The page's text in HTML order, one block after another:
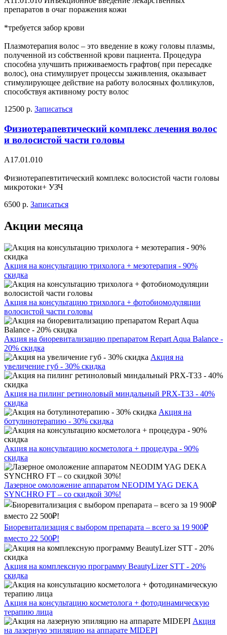
препаратов в очаг поражения кожи
*требуется забор крови
Плазмотерапия волос – это введение в кожу головы плазмы,
полученной из собственной крови пациента. Процедура
способна улучшить приживаемость графтов( при пересадке
волос), она стимулирует процессы заживления, оказывает
стимулирующее действие на работу волосяных фолликулов,
способствуя активному росту волос
12500 р. Записаться
Физиотерапевтический комплекс лечения волос
и волосистой части головы
A17.01.010
Физиотерапевтитический комплекс волосистой части головы
микротоки+ УЗЧ
6500 р. Записаться
Акции месяца
Акция на консультацию трихолога + мезотерапия - 90%
скидка
Акция на консультацию трихолога + фотобиомодуляции
волосистой части головы
Акция на биоревитализацию препаратом Repart Aqua Balance -
20% скидка
Акция на
увеличение губ - 30% скидка
Акция на пилинг ретиноловый миндальный PRX-T33 - 40%
скидка
Акция на
ботулинотерапию - 30% скидка
Акция на консультацию косметолога + процедура - 90%
скидка
Лазерное омоложение аппаратом NEODIM YAG DEKA
SYNCHRO FT – со скидкой 30%!
Биоревитализация с выбором препарата – всего за 19 900₽
вместо 22 500₽!
Акция на комплексную программу BeautyLizer STT - 20%
скидка
Акция на консультацию косметолога + фотодинамическую
терапию лица
Акция
на лазерную эпиляцию на аппарате MIDEPI